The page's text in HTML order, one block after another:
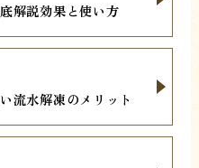
解説効果と使い方
流水解凍のメリット